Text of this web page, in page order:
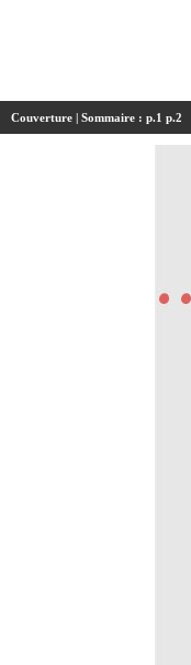
Couverture | Sommaire : p.1 p.2